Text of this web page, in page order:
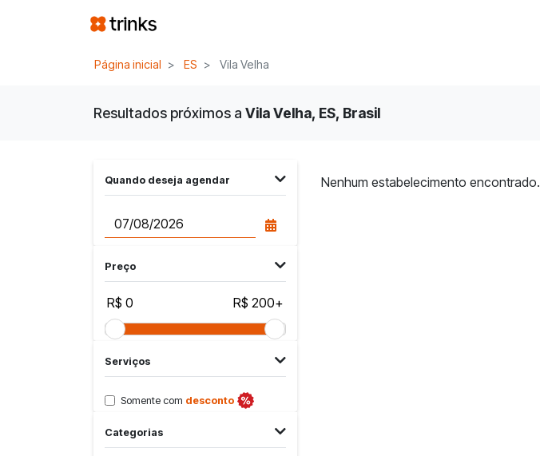
Página inicial ES Vila Velha
Resultados próximos a Vila Velha, ES, Brasil
Quando deseja agendar
Preço
R$ 0 R$ 200+
Serviços
Somente com desconto
Categorias
Nenhum estabelecimento encontrado.